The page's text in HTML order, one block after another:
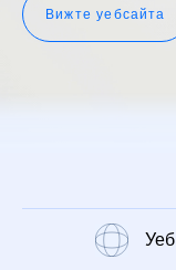
Вижте уебсайта
Уеб